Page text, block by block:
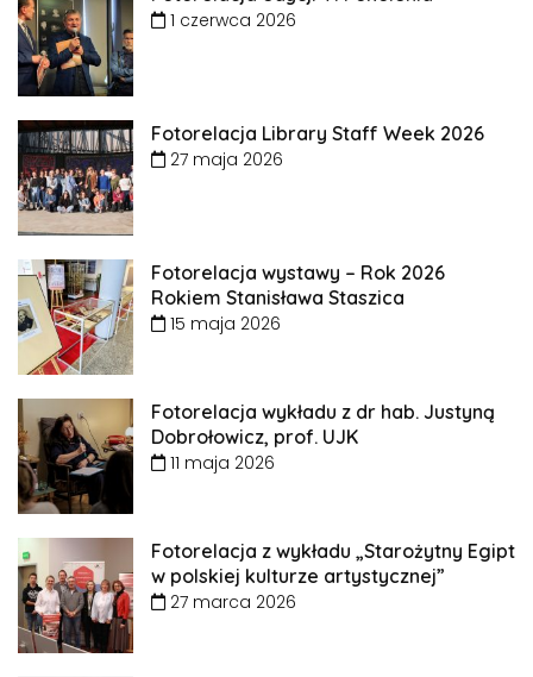
1 czerwca 2026
Fotorelacja Library Staff Week 2026
27 maja 2026
Fotorelacja wystawy – Rok 2026
Rokiem Stanisława Staszica
15 maja 2026
Fotorelacja wykładu z dr hab. Justyną
Dobrołowicz, prof. UJK
11 maja 2026
Fotorelacja z wykładu „Starożytny Egipt
w polskiej kulturze artystycznej”
27 marca 2026